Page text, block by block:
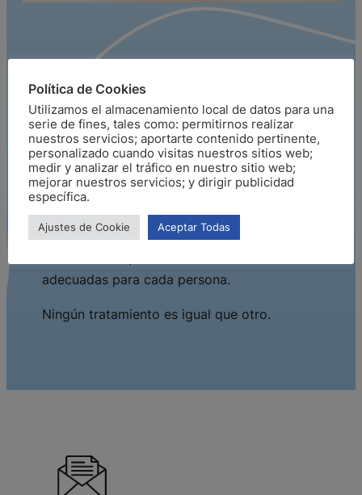
Dra. Carolina Torres
Ofrecer un lugar seguro para sanar es mi
prioridad como profesional.
Cada persona es única, y su historia también
lo es.
Por ello realizo una investigación exhaustiva
adecuadas para cada persona.
Ningún tratamiento es igual que otro.
Política de Cookies
Utilizamos el almacenamiento local de datos para una
serie de fines, tales como: permitirnos realizar
nuestros servicios; aportarte contenido pertinente,
personalizado cuando visitas nuestros sitios web;
medir y analizar el tráfico en nuestro sitio web;
mejorar nuestros servicios; y dirigir publicidad
específica.
Ajustes de Cookie Aceptar Todas